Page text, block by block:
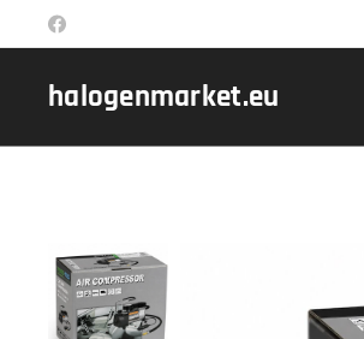
halogenmarket.eu